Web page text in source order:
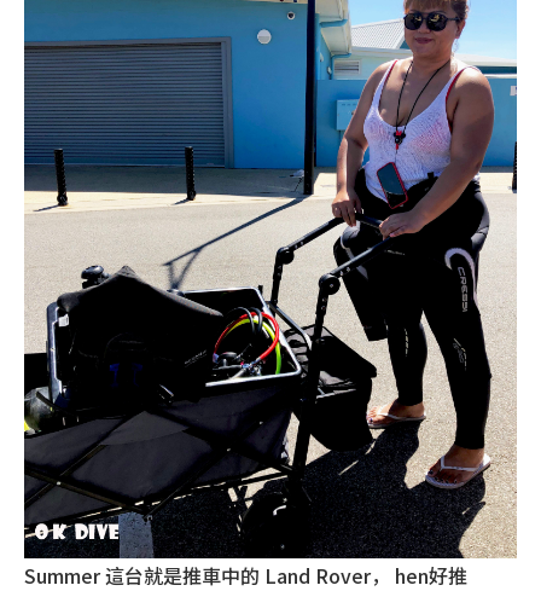
Summer 這台就是推車中的 Land Rover， hen好推